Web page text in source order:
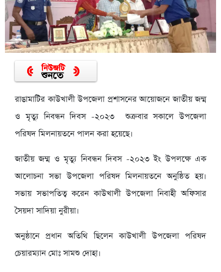
রাঙামাটির কাউখালী উপজেলা প্রশাসনের আয়োজনে জাতীয় জম্ম
ও মৃত্যু নিবন্ধন দিবস -২০২৩ শুক্রবার সকালে উপজেলা
পরিষদ মিলনায়তনে পালন করা হয়েছে।
জাতীয় জম্ম ও মৃত্যু নিবন্ধন দিবস -২০২৩ ইং উপলক্ষে এক
আলোচনা সভা উপজেলা পরিষদ মিলনায়তনে অনুষ্ঠিত হয়।
সভায় সভাপতিত্ব করেন কাউখালী উপজেলা নিবাহী অফিসার
সৈয়দা সাদিয়া নুরীয়া।
অনুষ্ঠানে প্রধান অতিথি ছিলেন কাউখালী উপজেলা পরিষদ
চেয়ারম্যান মোঃ সামশু দোহা।